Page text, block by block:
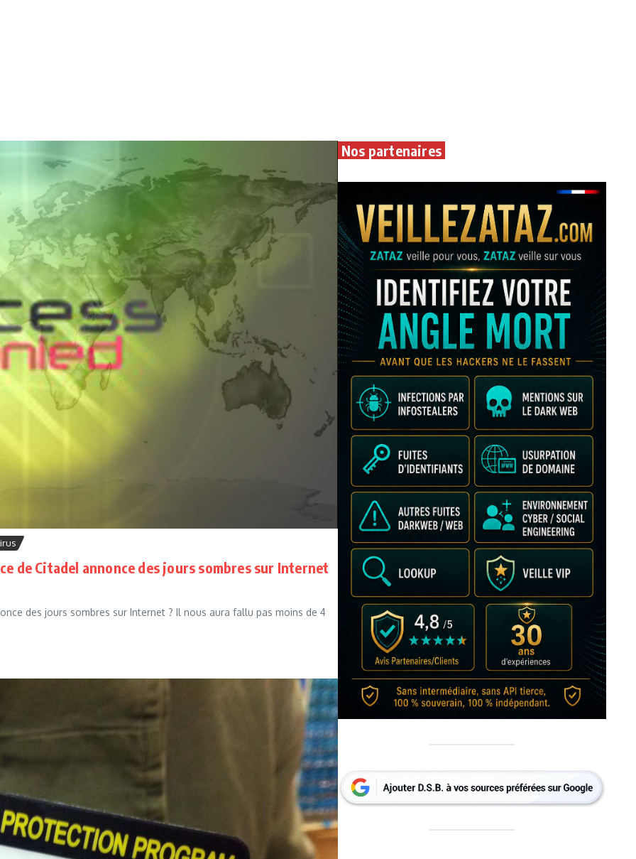
de Citadel annonce des jours sombres sur Internet
des jours sombres sur Internet ? Il nous aura fallu pas moins de 4
Nos partenaires